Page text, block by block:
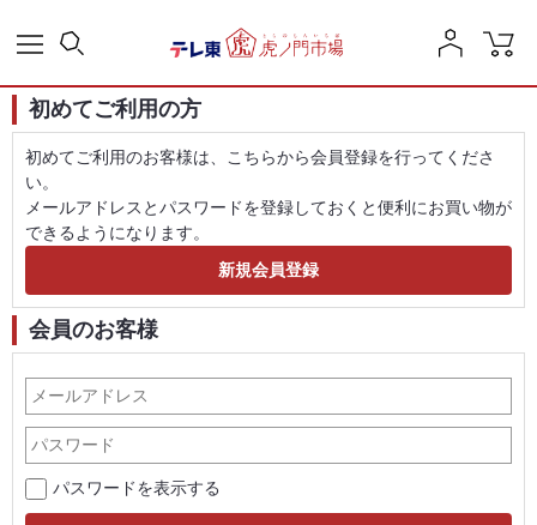
初めてご利用の方
初めてご利用のお客様は、こちらから会員登録を行ってくださ
い。
メールアドレスとパスワードを登録しておくと便利にお買い物が
できるようになります。
会員のお客様
パスワードを表示する